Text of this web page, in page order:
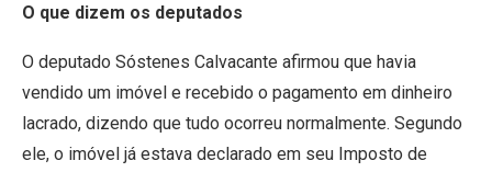
O que dizem os deputados
O deputado Sóstenes Calvacante afirmou que havia
vendido um imóvel e recebido o pagamento em dinheiro
lacrado, dizendo que tudo ocorreu normalmente. Segundo
ele, o imóvel já estava declarado em seu Imposto de